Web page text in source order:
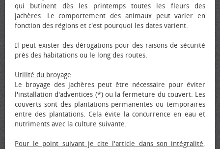
qui butinent dès les printemps toutes les fleurs des
jachères. Le comportement des animaux peut varier en
fonction des régions et c'est pourquoi les dates varient.
Il peut exister des dérogations pour des raisons de sécurité
près des habitations ou le long des routes.
Utilité du broyage :
Le broyage des jachères peut être nécessaire pour éviter
l'installation d'adventices (*) ou la fermeture du couvert. Les
couverts sont des plantations permanentes ou temporaires
entre des plantations. Cela évite la concurrence en eau et
nutriments avec la culture suivante.
Pour le point suivant je cite l'article dans son intégralité,